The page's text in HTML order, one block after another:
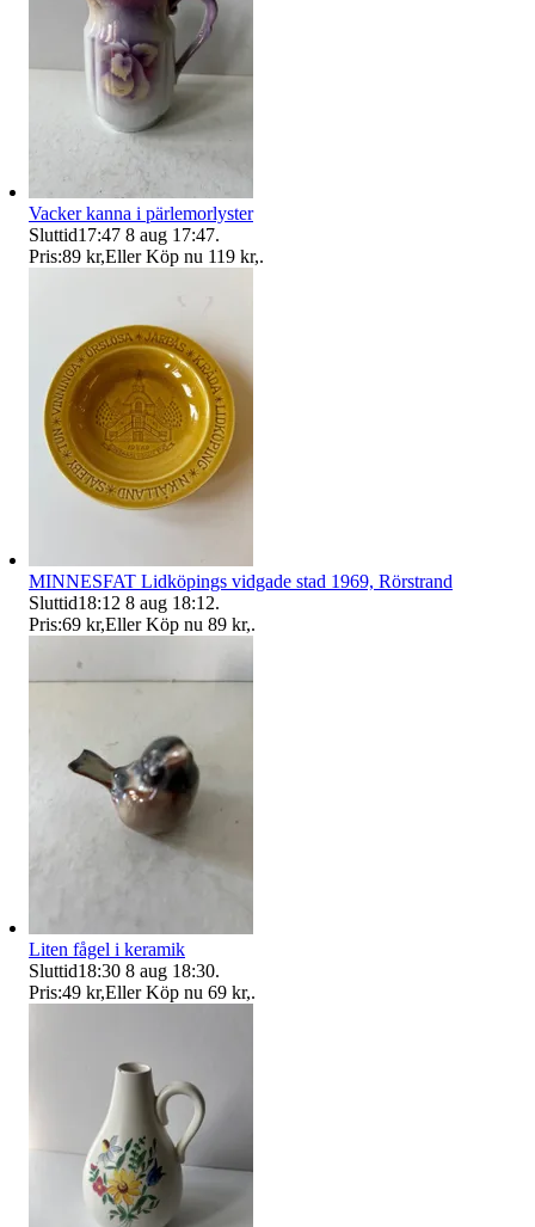
Vacker kanna i pärlemorlyster
Sluttid17:47 8 aug 17:47.
Pris:89 kr,Eller Köp nu 119 kr,.
MINNESFAT Lidköpings vidgade stad 1969, Rörstrand
Sluttid18:12 8 aug 18:12.
Pris:69 kr,Eller Köp nu 89 kr,.
Liten fågel i keramik
Sluttid18:30 8 aug 18:30.
Pris:49 kr,Eller Köp nu 69 kr,.